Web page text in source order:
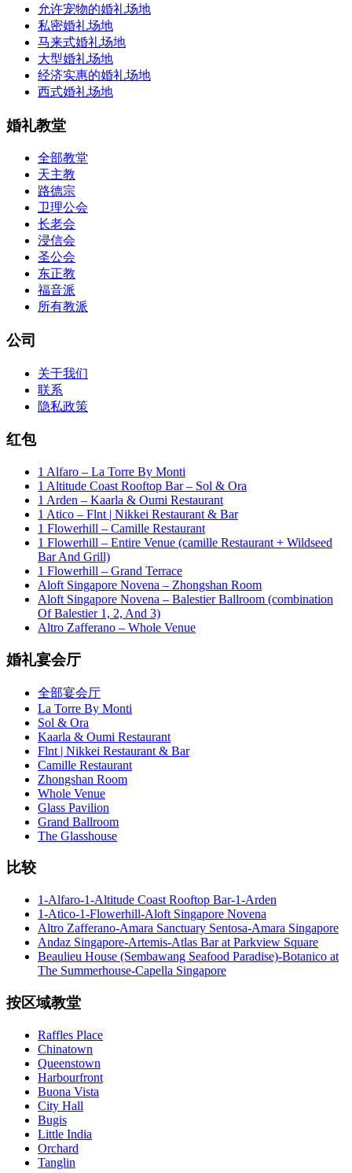
允许宠物的婚礼场地
私密婚礼场地
马来式婚礼场地
大型婚礼场地
经济实惠的婚礼场地
西式婚礼场地
婚礼教堂
全部教堂
天主教
路德宗
卫理公会
长老会
浸信会
圣公会
东正教
福音派
所有教派
公司
关于我们
联系
隐私政策
红包
1 Alfaro – La Torre By Monti
1 Altitude Coast Rooftop Bar – Sol & Ora
1 Arden – Kaarla & Oumi Restaurant
1 Atico – Flnt | Nikkei Restaurant & Bar
1 Flowerhill – Camille Restaurant
1 Flowerhill – Entire Venue (camille Restaurant + Wildseed
Bar And Grill)
1 Flowerhill – Grand Terrace
Aloft Singapore Novena – Zhongshan Room
Aloft Singapore Novena – Balestier Ballroom (combination
Of Balestier 1, 2, And 3)
Altro Zafferano – Whole Venue
婚礼宴会厅
全部宴会厅
La Torre By Monti
Sol & Ora
Kaarla & Oumi Restaurant
Flnt | Nikkei Restaurant & Bar
Camille Restaurant
Zhongshan Room
Whole Venue
Glass Pavilion
Grand Ballroom
The Glasshouse
比较
1-Alfaro-1-Altitude Coast Rooftop Bar-1-Arden
1-Atico-1-Flowerhill-Aloft Singapore Novena
Altro Zafferano-Amara Sanctuary Sentosa-Amara Singapore
Andaz Singapore-Artemis-Atlas Bar at Parkview Square
Beaulieu House (Sembawang Seafood Paradise)-Botanico at
The Summerhouse-Capella Singapore
按区域教堂
Raffles Place
Chinatown
Queenstown
Harbourfront
Buona Vista
City Hall
Bugis
Little India
Orchard
Tanglin